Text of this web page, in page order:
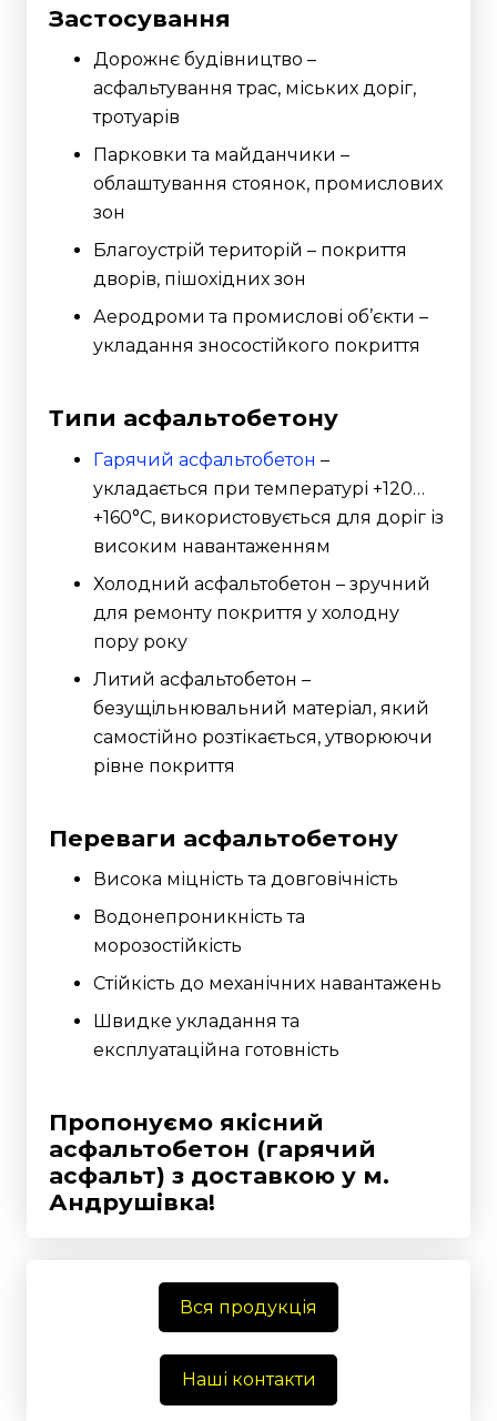
Застосування
Дорожнє будівництво –
асфальтування трас, міських доріг,
тротуарів
Парковки та майданчики –
облаштування стоянок, промислових
зон
Благоустрій територій – покриття
дворів, пішохідних зон
Аеродроми та промислові об’єкти –
укладання зносостійкого покриття
Типи асфальтобетону
Гарячий асфальтобетон –
укладається при температурі +120…
+160°C, використовується для доріг із
високим навантаженням
Холодний асфальтобетон – зручний
для ремонту покриття у холодну
пору року
Литий асфальтобетон –
безущільнювальний матеріал, який
самостійно розтікається, утворюючи
рівне покриття
Переваги асфальтобетону
Висока міцність та довговічність
Водонепроникність та
морозостійкість
Стійкість до механічних навантажень
Швидке укладання та
експлуатаційна готовність
Пропонуємо якісний
асфальтобетон (гарячий
асфальт) з доставкою у м.
Андрушівка!
Вся продукція
Наші контакти